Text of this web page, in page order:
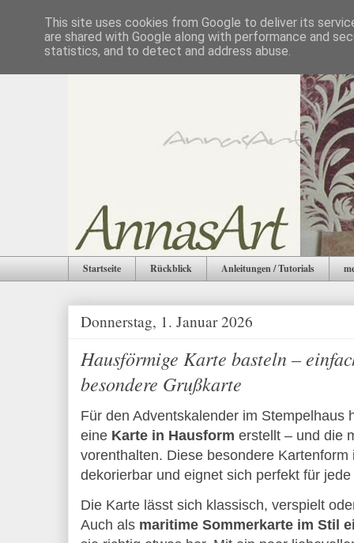
Startseite Rückblick Anleitungen / Tutorials
Donnerstag, 1. Januar 2026
Hausförmige Karte basteln –
besondere Grußkarte
Für den Adventskalender im Stempelhaus
eine Karte in Hausform erstellt – und die
vorenthalten. Diese besondere
dekorierbar und eignet sich perfekt für
Die Karte lässt sich klassisch, verspielt
Auch als maritime Sommerkarte im Stil
This site uses cookies from Google to deliver its
are shared with Google along with performance and
statistics, and to detect and address abuse.